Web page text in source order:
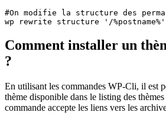
#On modifie la structure des
wp rewrite structure '/%postname%'
Comment installer un
?
En utilisant les commandes WP-Cli, il est
thème disponible dans le listing des
commande accepte les liens vers les